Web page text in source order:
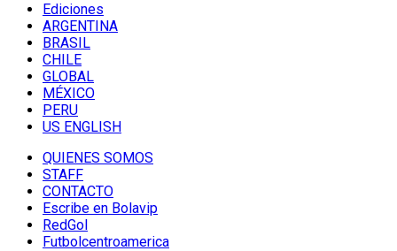
Ediciones
ARGENTINA
BRASIL
CHILE
GLOBAL
MÉXICO
PERU
US ENGLISH
QUIENES SOMOS
STAFF
CONTACTO
Escribe en Bolavip
RedGol
Futbolcentroamerica